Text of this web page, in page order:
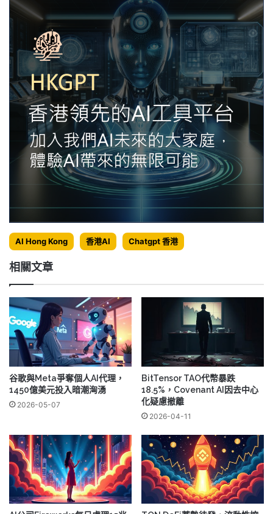
AI Hong Kong 香港AI Chatgpt 香港
相關文章
谷歌與Meta爭奪個人AI代理，
1450億美元投入暗潮洶湧
2026-05-07
BitTensor TAO代幣暴跌
18.5%，Covenant AI因去中心
化疑慮撤離
2026-04-11